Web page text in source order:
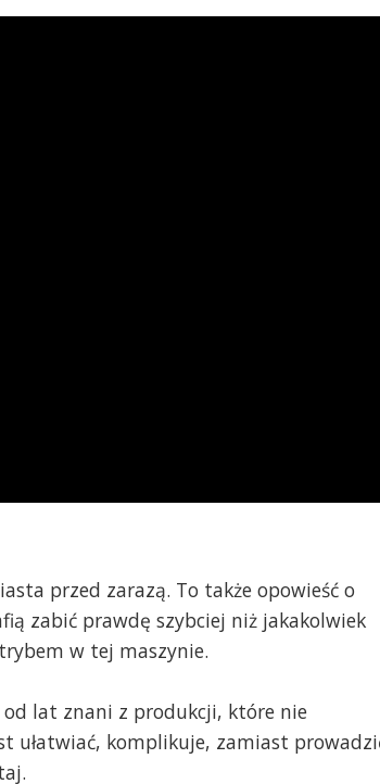
przed zarazą. To także opowieść o
zabić prawdę szybciej niż jakakolwiek
w tej maszynie.
od lat znani z produkcji, które nie
ułatwiać, komplikuje, zamiast